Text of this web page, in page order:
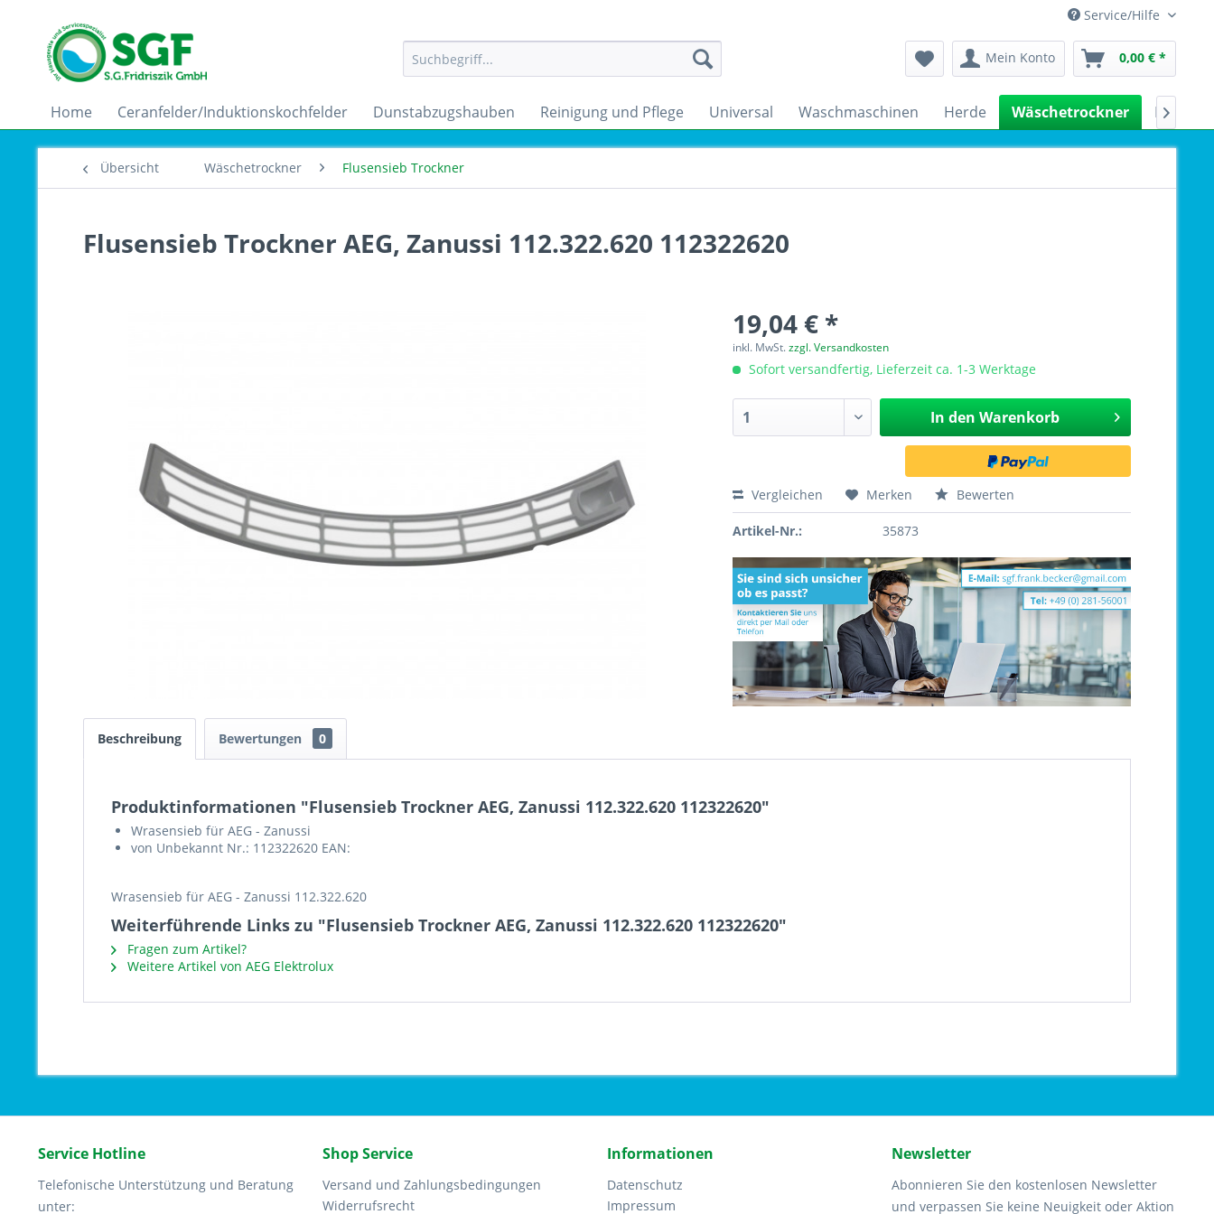
Service/Hilfe
Mein Konto 0,00 € *
Home Ceranfelder/Induktionskochfelder Dunstabzugshauben Reinigung und Pflege Universal Waschmaschinen Herde Wäschetrockner 
Übersicht Wäschetrockner Flusensieb Trockner
Flusensieb Trockner AEG, Zanussi 112.322.620 112322620
19,04 € *
inkl. MwSt.zzgl. Versandkosten
Sofort versandfertig, Lieferzeit ca. 1-3 Werktage
In den Warenkorb
Vergleichen Merken Bewerten
Artikel-Nr.: 35873
Beschreibung Bewertungen 0
Produktinformationen "Flusensieb Trockner AEG, Zanussi 112.322.620 112322620"
Wrasensieb für AEG - Zanussi
von Unbekannt Nr.: 112322620 EAN:
Wrasensieb für AEG - Zanussi 112.322.620
Weiterführende Links zu "Flusensieb Trockner AEG, Zanussi 112.322.620 112322620"
Fragen zum Artikel?
Weitere Artikel von AEG Elektrolux
Service Hotline
Telefonische Unterstützung und Beratung
unter:
Shop Service
Versand und Zahlungsbedingungen
Widerrufsrecht
Informationen
Datenschutz
Impressum
Newsletter
Abonnieren Sie den kostenlosen Newsletter
und verpassen Sie keine Neuigkeit oder Aktion